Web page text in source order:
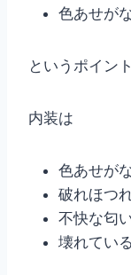
色あせが
というポイン
内装は
色あせが
破れほつ
不快な匂
壊れてい